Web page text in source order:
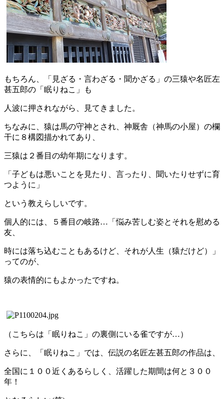
もちろん、「見ざる・言わざる・聞かざる」の三猿や名匠左
甚五郎の「眠りねこ」も
人波に押されながら、見てきました。
ちなみに、猿は馬の守神とされ、神厩舎（神馬の小屋）の欄
干に８構図描かれてあり、
三猿は２番目の幼年期になります。
「子どもは悪いことを見たり、言ったり、聞いたりせずに育
つように」
という教えらしいです。
個人的には、５番目の岐路…「悩み苦しむ姿とそれを慰める
友、
時には落ち込むこともあるけど、それが人生（猿だけど）」
ってのが、
猿の表情的にもよかったですね。
（こちらは「眠りねこ」の裏側にいる雀ですが…）
さらに、「眠りねこ」では、伝説の名匠左甚五郎の作品は、
全国に１００近くあるらしく、活躍した期間は何と３００
年！